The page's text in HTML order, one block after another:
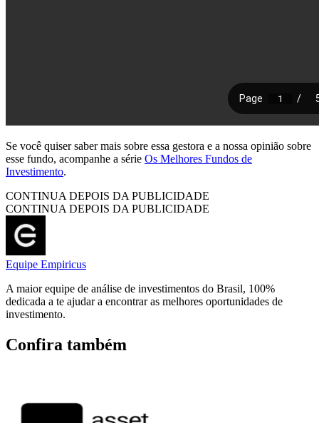
Se você quiser saber mais sobre essa gestora e a nossa opinião sobre
esse fundo, acompanhe a série Os Melhores Fundos de
Investimento.
CONTINUA DEPOIS DA PUBLICIDADE
CONTINUA DEPOIS DA PUBLICIDADE
Equipe Empiricus
A maior equipe de análise de investimentos do Brasil, 100%
dedicada a te ajudar a encontrar as melhores oportunidades de
investimento.
Confira também